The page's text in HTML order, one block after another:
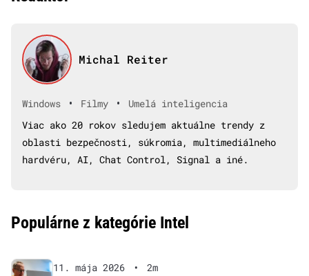
Michal Reiter
Windows • Filmy •
Umelá inteligencia
Viac ako 20 rokov sledujem aktuálne trendy z
oblasti bezpečnosti, súkromia, multimediálneho
hardvéru, AI, Chat Control, Signal a iné.
Populárne z kategórie Intel
11. mája 2026 •
2m